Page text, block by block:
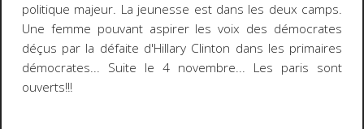
politique majeur. La jeunesse est dans les deux camps.
Une femme pouvant aspirer les voix des démocrates
déçus par la défaite d'Hillary Clinton dans les primaires
démocrates... Suite le 4 novembre... Les paris sont
ouverts!!!